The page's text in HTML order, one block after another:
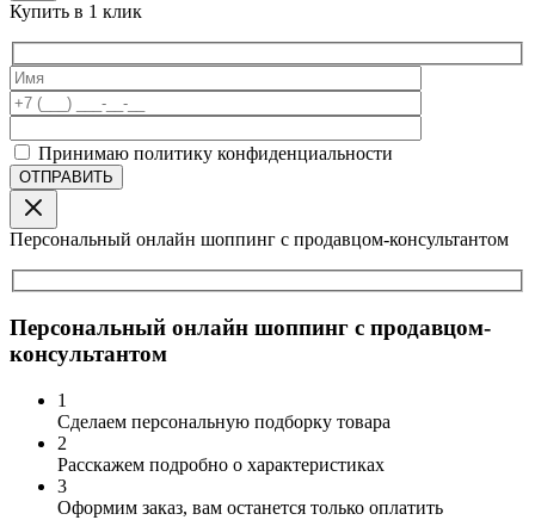
Купить в 1 клик
Принимаю политику конфиденциальности
Персональный онлайн шоппинг с продавцом-консультантом
Персональный онлайн шоппинг с продавцом-
консультантом
1
Сделаем персональную подборку товара
2
Расскажем подробно о характеристиках
3
Оформим заказ, вам останется только оплатить